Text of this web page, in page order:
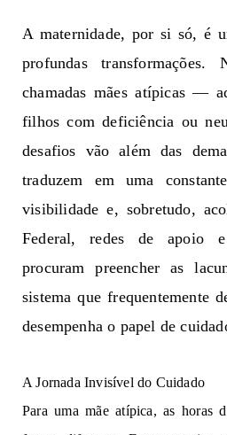
A maternidade, por si só, é
profundas transformações.
chamadas mães atípicas —
filhos com deficiência ou
desafios vão além das dema
traduzem em uma
visibilidade e, sobretudo,
Federal, redes de apoio
procuram preencher as
sistema que frequentemente d
desempenha o papel de
A Jornada Invisível do Cuidado
Para uma mãe atípica, as horas d